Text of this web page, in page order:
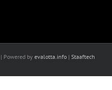
Powered byevalotta.info | Staaftech